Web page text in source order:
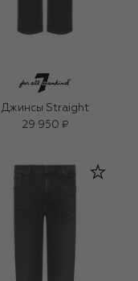
Джинсы Straight
29 950 ₽